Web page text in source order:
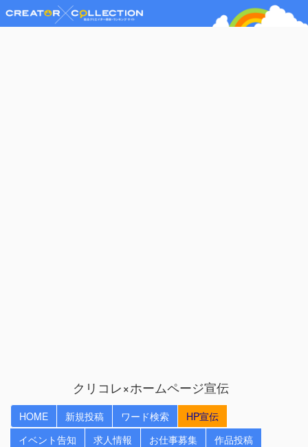
クリコレ×ホームページ宣伝
HOME 新規投稿 ワード検索
HP宣伝
イベント告知
求人情報 お仕事募集
作品投稿